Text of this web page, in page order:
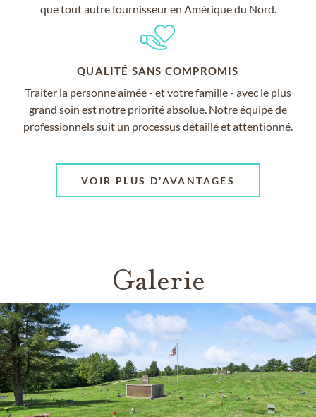
que tout autre fournisseur en Amérique du Nord.
QUALITÉ SANS COMPROMIS
Traiter la personne aimée - et votre famille - avec le plus
grand soin est notre priorité absolue. Notre équipe de
professionnels suit un processus détaillé et attentionné.
VOIR PLUS D’AVANTAGES
Galerie